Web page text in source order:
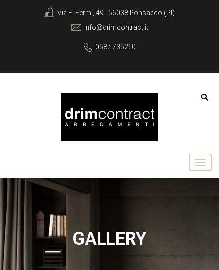
Via E. Fermi, 49 - 56038 Ponsacco (PI)
info@drimcontract.it
0587 735250
GALLERY